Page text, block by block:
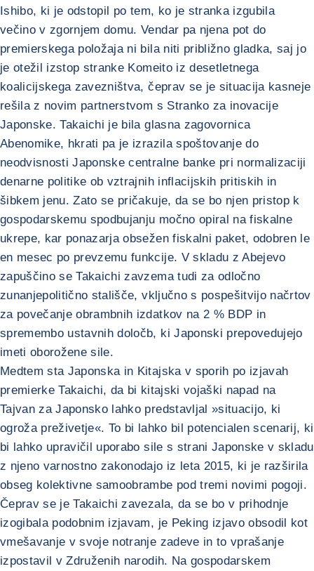
Ishibo, ki je odstopil po tem, ko je stranka izgubila
večino v zgornjem domu. Vendar pa njena pot do
premierskega položaja ni bila niti približno gladka, saj jo
je otežil izstop stranke Komeito iz desetletnega
koalicijskega zavezništva, čeprav se je situacija kasneje
rešila z novim partnerstvom s Stranko za inovacije
Japonske. Takaichi je bila glasna zagovornica
Abenomike, hkrati pa je izrazila spoštovanje do
neodvisnosti Japonske centralne banke pri normalizaciji
denarne politike ob vztrajnih inflacijskih pritiskih in
šibkem jenu. Zato se pričakuje, da se bo njen pristop k
gospodarskemu spodbujanju močno opiral na fiskalne
ukrepe, kar ponazarja obsežen fiskalni paket, odobren le
en mesec po prevzemu funkcije. V skladu z Abejevo
zapuščino se Takaichi zavzema tudi za odločno
zunanjepolitično stališče, vključno s pospešitvijo načrtov
za povečanje obrambnih izdatkov na 2 % BDP in
spremembo ustavnih določb, ki Japonski prepovedujejo
imeti oborožene sile.
Medtem sta Japonska in Kitajska v sporih po izjavah
premierke Takaichi, da bi kitajski vojaški napad na
Tajvan za Japonsko lahko predstavljal »situacijo, ki
ogroža preživetje«. To bi lahko bil potencialen scenarij, ki
bi lahko upravičil uporabo sile s strani Japonske v skladu
z njeno varnostno zakonodajo iz leta 2015, ki je razširila
obseg kolektivne samoobrambe pod tremi novimi pogoji.
Čeprav se je Takaichi zavezala, da se bo v prihodnje
izogibala podobnim izjavam, je Peking izjavo obsodil kot
vmešavanje v svoje notranje zadeve in to vprašanje
izpostavil v Združenih narodih. Na gospodarskem